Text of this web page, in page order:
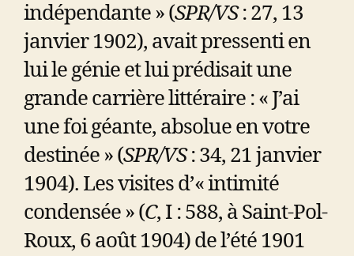
indépendante » (SPR/VS: 27, 13
janvier 1902), avait pressenti en
lui le génie et lui prédisait une
grande carrière littéraire : « J’ai
une foi géante, absolue en votre
destinée » (SPR/VS: 34, 21 janvier
1904). Les visites d’« intimité
condensée » (C, I :588, à Saint-Pol-
Roux, 6 août 1904) de l’été 1901